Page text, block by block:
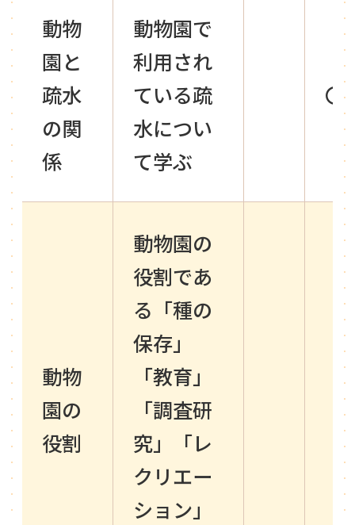
動物
園と
疏水
の関
係
動物園で
利用され
ている疏
水につい
て学ぶ
〇
動物
園の
役割
動物園の
役割であ
る「種の
保存」
「教育」
「調査研
究」「レ
クリエー
ション」